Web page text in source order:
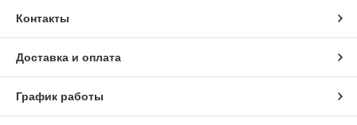
Контакты
Доставка и оплата
График работы